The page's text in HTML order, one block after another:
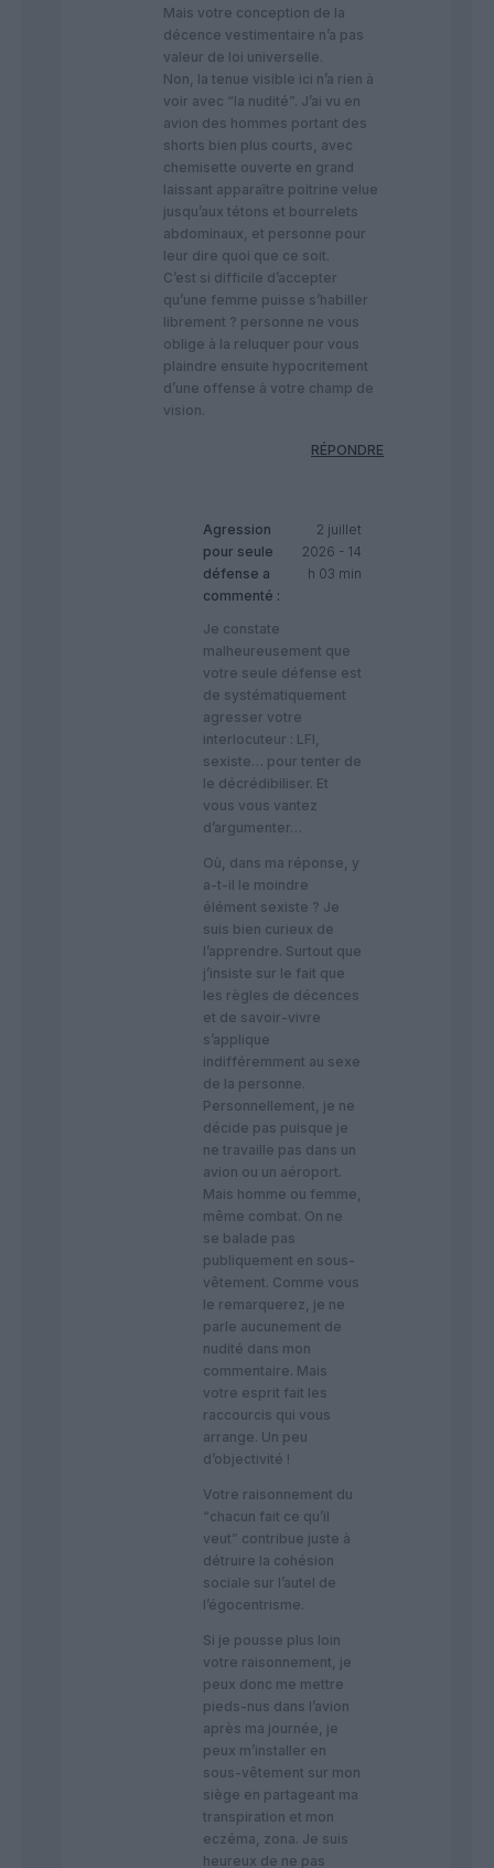
Mais votre conception de la
décence vestimentaire n’a pas
valeur de loi universelle.
Non, la tenue visible ici n’a rien à
voir avec “la nudité”. J’ai vu en
avion des hommes portant des
shorts bien plus courts, avec
chemisette ouverte en grand
laissant apparaître poitrine velue
jusqu’aux tétons et bourrelets
abdominaux, et personne pour
leur dire quoi que ce soit.
C’est si difficile d’accepter
qu’une femme puisse s’habiller
librement ? personne ne vous
oblige à la reluquer pour vous
plaindre ensuite hypocritement
d’une offense à votre champ de
vision.
RÉPONDRE
Agression
pour seule
défense a
commenté :
2 juillet
2026 - 14
h 03 min
Je constate
malheureusement que
votre seule défense est
de systématiquement
agresser votre
interlocuteur : LFI,
sexiste… pour tenter de
le décrédibiliser. Et
vous vous vantez
d’argumenter…
Où, dans ma réponse, y
a-t-il le moindre
élément sexiste ? Je
suis bien curieux de
l’apprendre. Surtout que
j’insiste sur le fait que
les règles de décences
et de savoir-vivre
s’applique
indifféremment au sexe
de la personne.
Personnellement, je ne
décide pas puisque je
ne travaille pas dans un
avion ou un aéroport.
Mais homme ou femme,
même combat. On ne
se balade pas
publiquement en sous-
vêtement. Comme vous
le remarquerez, je ne
parle aucunement de
nudité dans mon
commentaire. Mais
votre esprit fait les
raccourcis qui vous
arrange. Un peu
d’objectivité !
Votre raisonnement du
“chacun fait ce qu’il
veut” contribue juste à
détruire la cohésion
sociale sur l’autel de
l’égocentrisme.
Si je pousse plus loin
votre raisonnement, je
peux donc me mettre
pieds-nus dans l’avion
après ma journée, je
peux m’installer en
sous-vêtement sur mon
siège en partageant ma
transpiration et mon
eczéma, zona. Je suis
heureux de ne pas